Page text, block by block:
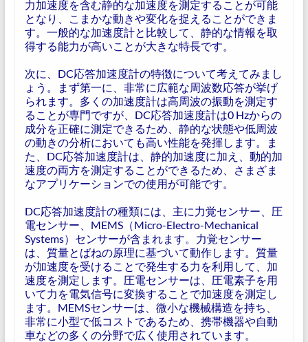
力加速度を含む静的な加速度を測定することが可能
となり、こまかな動きや変化を捉えることができま
す。一般的な加速度計と比較して、静的な情報を取
得する能力が高いことが大きな特長です。
次に、DC応答加速度計の特徴について考えてみまし
ょう。まず第一に、非常に広範な周波数応答が挙げ
られます。多くの加速度計は高周波の振動を測定す
ることが専門ですが、DC応答加速度計は0 Hzからの
成分を正確に測定できるため、静的な状態や低周波
の動きの分析においても高い性能を発揮します。ま
た、DC応答加速度計は、静的加速度に加え、動的加
速度の両方を測定することができるため、さまざま
なアプリケーションでの使用が可能です。
DC応答加速度計の種類には、主に力覚センサー、圧
電センサー、MEMS（Micro-Electro-Mechanical
Systems）センサーが含まれます。力覚センサー
は、質量とばねの原理に基づいて動作します。質量
が加速度を受けることで発生する力を利用して、加
速度を測定します。圧電センサーは、圧電素子を用
いて力を電気信号に変換することで加速度を測定し
ます。MEMSセンサーは、微小な機械構造を持ち、
非常に小型で低コストであるため、携帯機器や自動
車などの多くの分野で広く使用されています。